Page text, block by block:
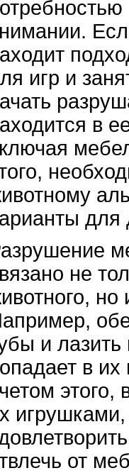
игр и
в
для
не
но
и лазить
в
этого,
от